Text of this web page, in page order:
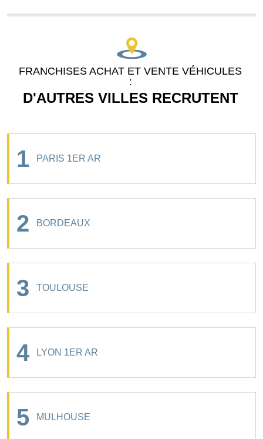
FRANCHISES ACHAT ET VENTE VÉHICULES
:
D'AUTRES VILLES RECRUTENT
1 PARIS 1ER AR
2 BORDEAUX
3 TOULOUSE
4 LYON 1ER AR
5 MULHOUSE